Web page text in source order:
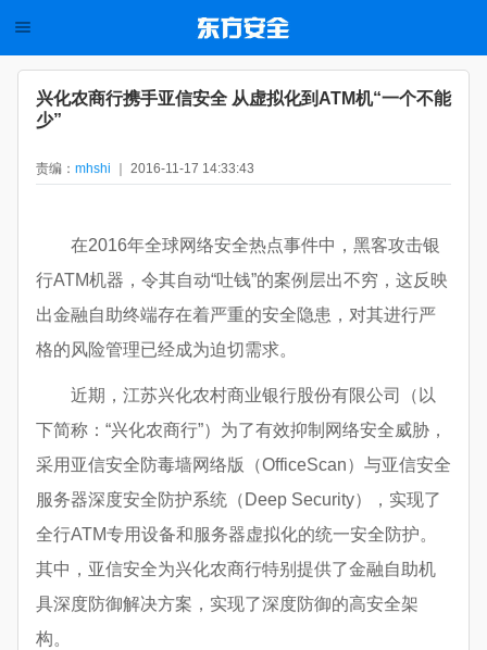
兴化农商行携手亚信安全 从虚拟化到ATM机“一个不能
少”
责编： mhshi ｜ 2016-11-17 14:33:43
在2016年全球网络安全热点事件中，黑客攻击银
行ATM机器，令其自动“吐钱”的案例层出不穷，这反映
出金融自助终端存在着严重的安全隐患，对其进行严
格的风险管理已经成为迫切需求。
近期，江苏兴化农村商业银行股份有限公司（以
下简称：“兴化农商行”）为了有效抑制网络安全威胁，
采用亚信安全防毒墙网络版（OfficeScan）与亚信安全
服务器深度安全防护系统（Deep Security），实现了
全行ATM专用设备和服务器虚拟化的统一安全防护。
其中，亚信安全为兴化农商行特别提供了金融自助机
具深度防御解决方案，实现了深度防御的高安全架
构。